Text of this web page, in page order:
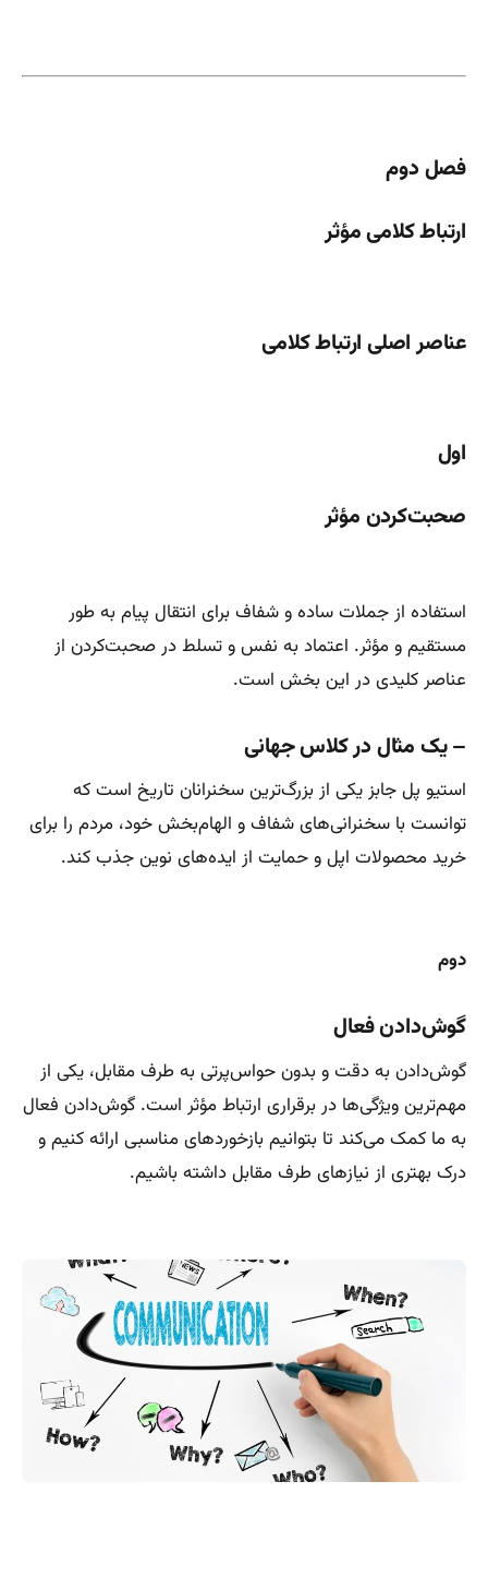
فصل دوم
ارتباط کلامی مؤثر
عناصر اصلی ارتباط کلامی
اول
صحبت‌کردن مؤثر
استفاده از جملات ساده و شفاف برای انتقال پیام به طور
مستقیم و مؤثر. اعتماد به نفس و تسلط در صحبت‌کردن از
عناصر کلیدی در این بخش است.
– یک مثال در کلاس جهانی
استیو پل جابز یکی از بزرگ‌ترین سخنرانان تاریخ است که
توانست با سخنرانی‌های شفاف و الهام‌بخش خود، مردم را برای
خرید محصولات اپل و حمایت از ایده‌های نوین جذب کند.
دوم
گوش‌دادن فعال
گوش‌دادن به دقت و بدون حواس‌پرتی به طرف مقابل، یکی از
مهم‌ترین ویژگی‌ها در برقراری ارتباط مؤثر است. گوش‌دادن فعال
به ما کمک می‌کند تا بتوانیم بازخوردهای مناسبی ارائه کنیم و
درک بهتری از نیازهای طرف مقابل داشته باشیم.